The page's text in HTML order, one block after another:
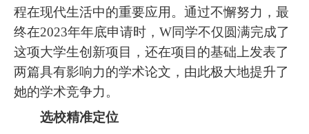
程在现代生活中的重要应用。通过不懈努力，最
终在2023年年底申请时，W同学不仅圆满完成了
这项大学生创新项目，还在项目的基础上发表了
两篇具有影响力的学术论文，由此极大地提升了
她的学术竞争力。
选校精准定位